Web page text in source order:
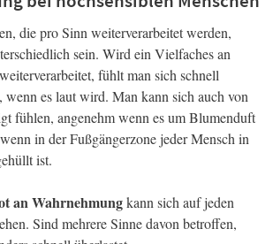
die pro Sinn weiterverarbeitet werden,
sein. Wird ein Vielfaches an
fühlt man sich schnell
wenn es laut wird. Man kann sich auch von
fühlen, angenehm wenn es um Blumenduft
in der Fußgängerzone jeder Mensch in
ist.
an Wahrnehmungkann sich auf jeden
Sind mehrere Sinne davon betroffen,